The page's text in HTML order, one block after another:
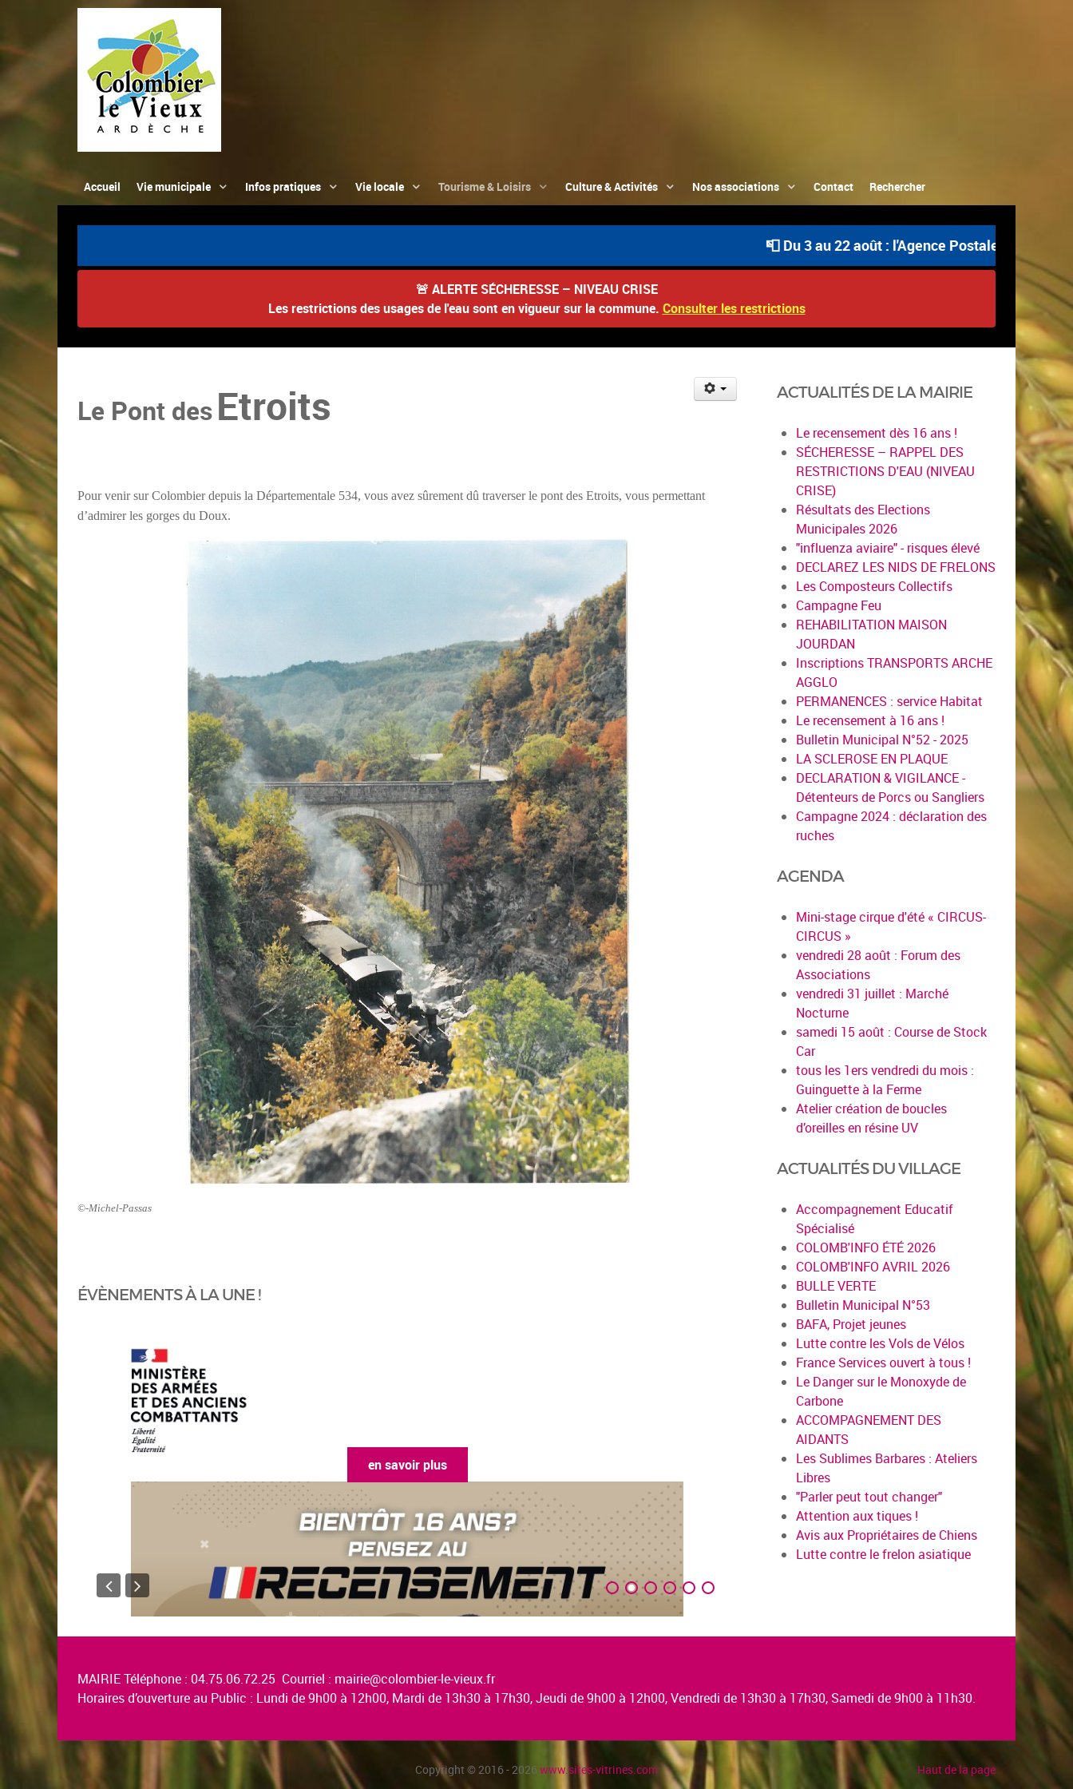
Accueil Vie municipale Infos pratiques Vie locale Tourisme & Loisirs Culture & Activités Nos associations Contact Rechercher
📮 Du 3 au 22 août : l'Agence Postale Communale
🚨 ALERTE SÉCHERESSE – NIVEAU CRISE
Les restrictions des usages de l'eau sont en vigueur sur la commune. Consulter les restrictions
Le Pont desEtroits
Pour venir sur Colombier depuis la Départementale 534, vous avez sûrement dû traverser le pont des Etroits, vous permettant
d’admirer les gorges du Doux.
©-Michel-Passas
ÉVÈNEMENTS À LA UNE !
ACTUALITÉS DE LA MAIRIE
Le recensement dès 16 ans !
SÉCHERESSE – RAPPEL DES
RESTRICTIONS D'EAU (NIVEAU
CRISE)
Résultats des Elections
Municipales 2026
"influenza aviaire" - risques élevé
DECLAREZ LES NIDS DE FRELONS
Les Composteurs Collectifs
Campagne Feu
REHABILITATION MAISON
JOURDAN
Inscriptions TRANSPORTS ARCHE
AGGLO
PERMANENCES : service Habitat
Le recensement à 16 ans !
Bulletin Municipal N°52 - 2025
LA SCLEROSE EN PLAQUE
DECLARATION & VIGILANCE -
Détenteurs de Porcs ou Sangliers
Campagne 2024 : déclaration des
ruches
AGENDA
Mini-stage cirque d'été « CIRCUS-
CIRCUS »
vendredi 28 août : Forum des
Associations
vendredi 31 juillet : Marché
Nocturne
samedi 15 août : Course de Stock
Car
tous les 1ers vendredi du mois :
Guinguette à la Ferme
Atelier création de boucles
d’oreilles en résine UV
ACTUALITÉS DU VILLAGE
Accompagnement Educatif
Spécialisé
COLOMB'INFO ÉTÉ 2026
COLOMB'INFO AVRIL 2026
BULLE VERTE
Bulletin Municipal N°53
BAFA, Projet jeunes
Lutte contre les Vols de Vélos
France Services ouvert à tous !
Le Danger sur le Monoxyde de
Carbone
ACCOMPAGNEMENT DES
AIDANTS
Les Sublimes Barbares : Ateliers
Libres
"Parler peut tout changer"
Attention aux tiques !
Avis aux Propriétaires de Chiens
Lutte contre le frelon asiatique
MAIRIE Téléphone : 04.75.06.72.25 Courriel : mairie@colombier-le-vieux.fr
Horaires d’ouverture au Public : Lundi de 9h00 à 12h00, Mardi de 13h30 à 17h30, Jeudi de 9h00 à 12h00, Vendredi de 13h30 à 17h30, Samedi de 9h00 à 11h30.
Copyright © 2016 - 2026www.sites-vitrines.com Haut de la page